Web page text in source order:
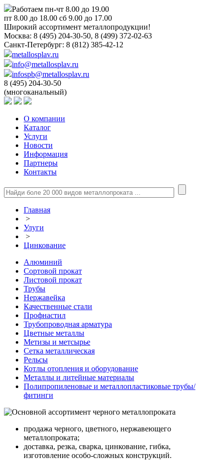
Работаем пн-чт 8.00 до 19.00
пт 8.00 до 18.00 сб 9.00 до 17.00
Широкий ассортимент металлопродукции!
Москва: 8 (495) 204-30-50, 8 (499) 372-02-63
Санкт-Петербург: 8 (812) 385-42-12
metallosplav.ru
info@metallosplav.ru
infospb@metallosplav.ru
8 (495) 204-30-50
(многоканальный)
О компании
Каталог
Услуги
Новости
Информация
Партнеры
Контакты
Главная
>
Улуги
>
Цинкование
Алюминий
Сортовой прокат
Листовой прокат
Трубы
Нержавейка
Качественные стали
Профнастил
Трубопроводная арматура
Цветные металлы
Метизы и метсырье
Сетка металлическая
Рельсы
Котлы отопления и оборудование
Металлы и литейные материалы
Полипропиленовые и металлопластиковые трубы/
фитинги
продажа черного, цветного, нержавеющего
металлопроката;
доставка, резка, сварка, цинкование, гибка,
изготовление особо-сложных конструкций.